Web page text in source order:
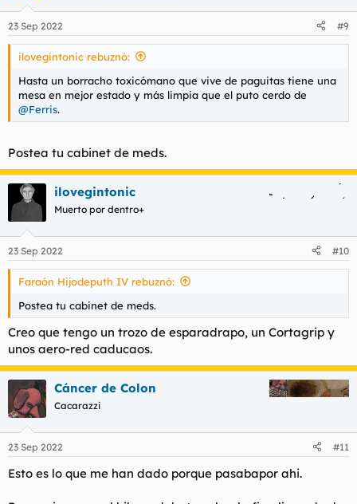
e
s
23 Sep 2022 #9
ilovegintonic rebuznó:
Hasta un borracho toxicómano que vive de paguitas tiene una
mesa en mejor estado y más limpia que el puto cerdo de
@Ferris.
Postea tu cabinet de meds.
ilovegintonic
Muerto por dentro+
23 Sep 2022 #10
Faraón Hijodeputh IV rebuznó:
Postea tu cabinet de meds.
Creo que tengo un trozo de esparadrapo, un Cortagrip y
unos aero-red caducaos.
Cáncer de Colon
Cacarazzi
23 Sep 2022 #11
Esto es lo que me han dado porque pasabapor ahi.